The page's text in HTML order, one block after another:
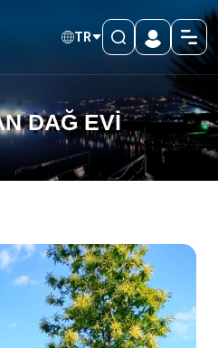
TR
DAĞ EVİ